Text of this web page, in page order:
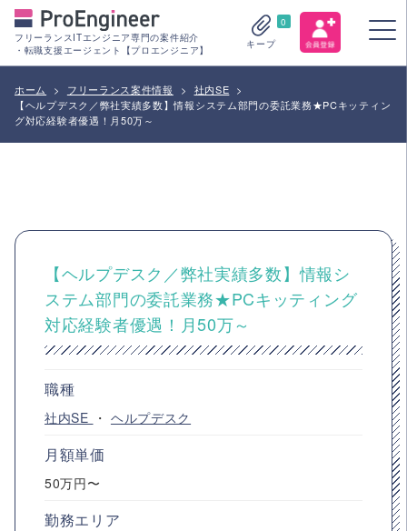
フリーランスITエンジニア専門の案件紹介
・転職支援エージェント【プロエンジニア】
0
キープ
ホーム > フリーランス案件情報 > 社内SE >
【ヘルプデスク／弊社実績多数】情報システム部門の委託業務★PCキッティン
グ対応経験者優遇！月50万～
【ヘルプデスク／弊社実績多数】情報シ
ステム部門の委託業務★PCキッティング
対応経験者優遇！月50万～
職種
社内SE ・ ヘルプデスク
月額単価
50万円〜
勤務エリア